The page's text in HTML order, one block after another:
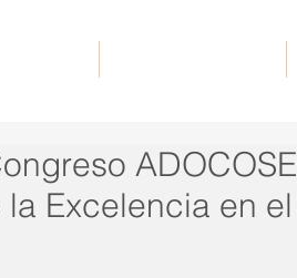
ADOCOSE
Excelencia en el